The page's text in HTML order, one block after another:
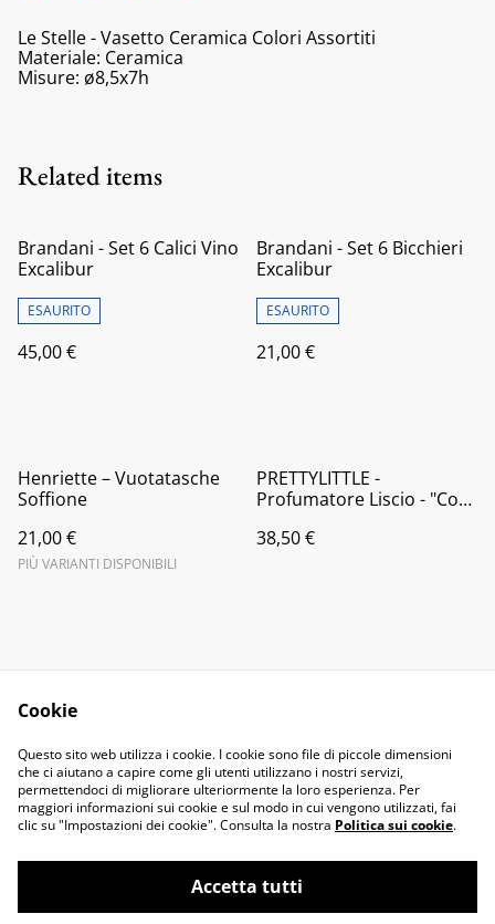
Le Stelle - Vasetto Ceramica Colori Assortiti
Materiale: Ceramica
Misure: ø8,5x7h
Related items
Brandani - Set 6 Calici Vino
Excalibur
ESAURITO
45,00 €
Brandani - Set 6 Bicchieri
Excalibur
ESAURITO
21,00 €
Henriette – Vuotatasche
Soffione
21,00 €
PIÙ VARIANTI DISPONIBILI
PRETTYLITTLE -
Profumatore Liscio - "Cool
300ML
38,50 €
Contact Us
Legal Terms
Privacy Policy
Cookie Policy
Cookie
Questo sito web utilizza i cookie. I cookie sono file di piccole dimensioni
che ci aiutano a capire come gli utenti utilizzano i nostri servizi,
permettendoci di migliorare ulteriormente la loro esperienza. Per
maggiori informazioni sui cookie e sul modo in cui vengono utilizzati, fai
clic su "Impostazioni dei cookie". Consulta la nostra Politica sui cookie.
Accetta tutti